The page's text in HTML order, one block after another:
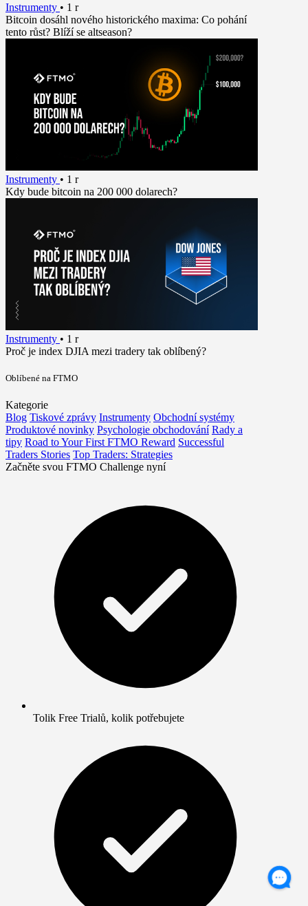
Instrumenty • 1 r
Bitcoin dosáhl nového historického maxima: Co pohání
tento růst? Blíží se altseason?
Instrumenty • 1 r
Kdy bude bitcoin na 200 000 dolarech?
Instrumenty • 1 r
Proč je index DJIA mezi tradery tak oblíbený?
Oblíbené na FTMO
Kategorie
Blog Tiskové zprávy Instrumenty Obchodní systémy
Produktové novinky Psychologie obchodování Rady a
tipy Road to Your First FTMO Reward Successful
Traders Stories Top Traders: Strategies
Začněte svou FTMO Challenge nyní
Tolik Free Trialů, kolik potřebujete